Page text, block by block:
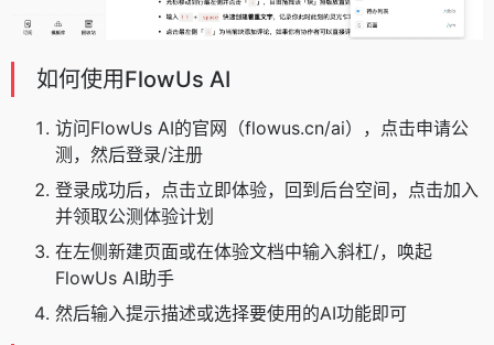
如何使用FlowUs AI
访问FlowUs AI的官网（flowus.cn/ai），点击申请公
测，然后登录/注册
登录成功后，点击立即体验，回到后台空间，点击加入
并领取公测体验计划
在左侧新建页面或在体验文档中输入斜杠/，唤起
FlowUs AI助手
然后输入提示描述或选择要使用的AI功能即可